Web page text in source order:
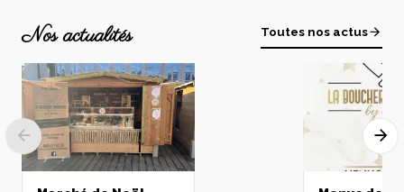
Rosette pur porc
Voir le produit
Nos actualités Toutes nos actus